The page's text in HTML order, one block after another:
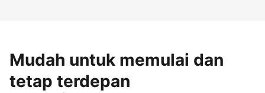
Mudah untuk memulai dan
tetap terdepan